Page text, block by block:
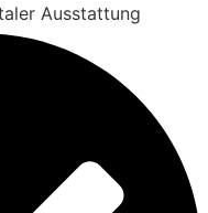
Ausstattung